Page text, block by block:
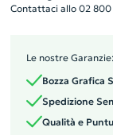
Contattaci allo 02 800
Le nostre Garanzie:
Bozza Grafica
Spedizione
Qualità e